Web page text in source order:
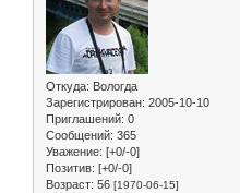
Откуда: Вологда
Зарегистрирован: 2005-10-10
Приглашений: 0
Сообщений: 365
Уважение: [+0/-0]
Позитив: [+0/-0]
Возраст: 56 [1970-06-15]